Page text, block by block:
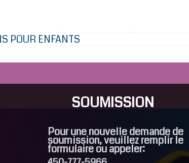
POUR ENFANTS
SOUMISSION
Pour une nouvelle demande de
soumission, veuillez remplir le
formulaire ou appeler: